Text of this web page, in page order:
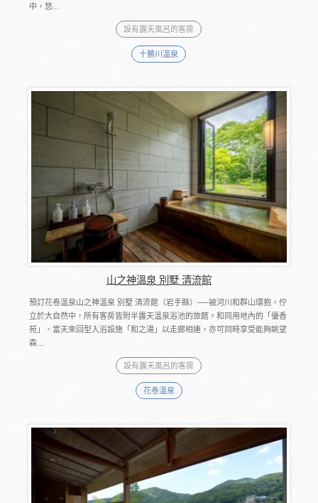
中，悠...
設有露天風呂的客房
十勝川溫泉
山之神溫泉 別墅 清流館
預訂花卷溫泉山之神溫泉 別墅 清流館（岩手縣）──被河川和群山環抱，佇
立於大自然中，所有客房皆附半露天溫泉浴池的旅館。和同用地內的「優香
苑」、當天來回型入浴設施「和之湯」以走廊相連，亦可同時享受能夠眺望
森...
設有露天風呂的客房
花卷溫泉